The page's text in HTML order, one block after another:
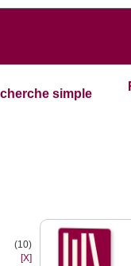
simple
(10)
[X]